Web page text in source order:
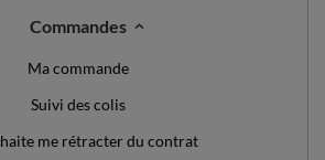
Commandes
Ma commande
Suivi des colis
me rétracter du contrat